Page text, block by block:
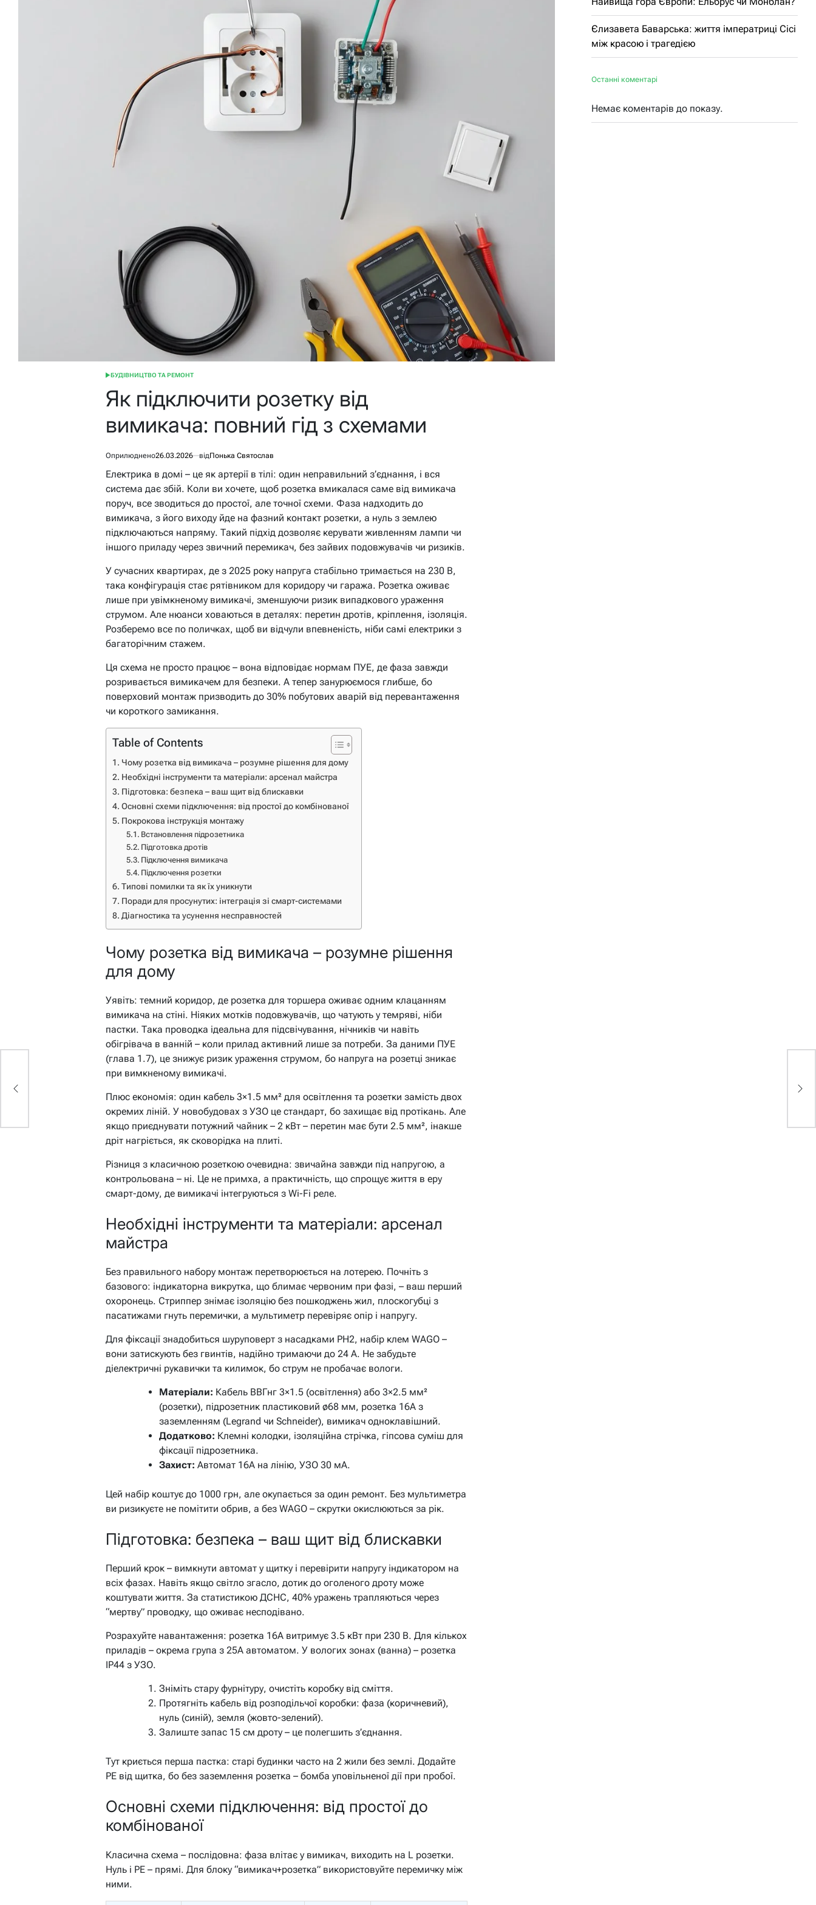
ОПУБЛІКУВАТИ
БУДІВНИЦТВО ТА РЕМОНТ
Як підключити розетку від
вимикача: повний гід з схемами
Оприлюднено26.03.2026 відПонька Святослав
Електрика в домі – це як артерії в тілі: один неправильний з’єднання, і вся
система дає збій. Коли ви хочете, щоб розетка вмикалася саме від вимикача
поруч, все зводиться до простої, але точної схеми. Фаза надходить до
вимикача, з його виходу йде на фазний контакт розетки, а нуль з землею
підключаються напряму. Такий підхід дозволяє керувати живленням лампи чи
іншого приладу через звичний перемикач, без зайвих подовжувачів чи ризиків.
У сучасних квартирах, де з 2025 року напруга стабільно тримається на 230 В,
така конфігурація стає рятівником для коридору чи гаража. Розетка оживає
лише при увімкненому вимикачі, зменшуючи ризик випадкового ураження
струмом. Але нюанси ховаються в деталях: перетин дротів, кріплення, ізоляція.
Розберемо все по поличках, щоб ви відчули впевненість, ніби самі електрики з
багаторічним стажем.
Ця схема не просто працює – вона відповідає нормам ПУЕ, де фаза завжди
розривається вимикачем для безпеки. А тепер занурюємося глибше, бо
поверховий монтаж призводить до 30% побутових аварій від перевантаження
чи короткого замикання.
Table of Contents
Чому розетка від вимикача – розумне рішення для дому
Необхідні інструменти та матеріали: арсенал майстра
Підготовка: безпека – ваш щит від блискавки
Основні схеми підключення: від простої до комбінованої
Покрокова інструкція монтажу
Встановлення підрозетника
Підготовка дротів
Підключення вимикача
Підключення розетки
Типові помилки та як їх уникнути
Поради для просунутих: інтеграція зі смарт-системами
Діагностика та усунення несправностей
Чому розетка від вимикача – розумне рішення
для дому
Уявіть: темний коридор, де розетка для торшера оживає одним клацанням
вимикача на стіні. Ніяких мотків подовжувачів, що чатують у темряві, ніби
пастки. Така проводка ідеальна для підсвічування, нічників чи навіть
обігрівача в ванній – коли прилад активний лише за потреби. За даними ПУЕ
(глава 1.7), це знижує ризик ураження струмом, бо напруга на розетці зникає
при вимкненому вимикачі.
Плюс економія: один кабель 3×1.5 мм² для освітлення та розетки замість двох
окремих ліній. У новобудовах з УЗО це стандарт, бо захищає від протікань. Але
якщо приєднувати потужний чайник – 2 кВт – перетин має бути 2.5 мм², інакше
дріт нагріється, як сковорідка на плиті.
Різниця з класичною розеткою очевидна: звичайна завжди під напругою, а
контрольована – ні. Це не примха, а практичність, що спрощує життя в еру
смарт-дому, де вимикачі інтегруються з Wi-Fi реле.
Необхідні інструменти та матеріали: арсенал
майстра
Без правильного набору монтаж перетворюється на лотерею. Почніть з
базового: індикаторна викрутка, що блимає червоним при фазі, – ваш перший
охоронець. Стриппер знімає ізоляцію без пошкоджень жил, плоскогубці з
пасатижами гнуть перемички, а мультиметр перевіряє опір і напругу.
Для фіксації знадобиться шуруповерт з насадками PH2, набір клем WAGO –
вони затискують без гвинтів, надійно тримаючи до 24 А. Не забудьте
діелектричні рукавички та килимок, бо струм не пробачає вологи.
Матеріали: Кабель ВВГнг 3×1.5 (освітлення) або 3×2.5 мм²
(розетки), підрозетник пластиковий ø68 мм, розетка 16А з
заземленням (Legrand чи Schneider), вимикач одноклавішний.
Додатково: Клемні колодки, ізоляційна стрічка, гіпсова суміш для
фіксації підрозетника.
Захист: Автомат 16А на лінію, УЗО 30 мА.
Цей набір коштує до 1000 грн, але окупається за один ремонт. Без мультиметра
ви ризикуєте не помітити обрив, а без WAGO – скрутки окислюються за рік.
Підготовка: безпека – ваш щит від блискавки
Перший крок – вимкнути автомат у щитку і перевірити напругу індикатором на
всіх фазах. Навіть якщо світло згасло, дотик до оголеного дроту може
коштувати життя. За статистикою ДСНС, 40% уражень трапляються через
“мертву” проводку, що оживає несподівано.
Розрахуйте навантаження: розетка 16А витримує 3.5 кВт при 230 В. Для кількох
приладів – окрема група з 25А автоматом. У вологих зонах (ванна) – розетка
IP44 з УЗО.
Зніміть стару фурнітуру, очистіть коробку від сміття.
Протягніть кабель від розподільчої коробки: фаза (коричневий),
нуль (синій), земля (жовто-зелений).
Залиште запас 15 см дроту – це полегшить з’єднання.
Тут криється перша пастка: старі будинки часто на 2 жили без землі. Додайте
PE від щитка, бо без заземлення розетка – бомба уповільненої дії при пробої.
Основні схеми підключення: від простої до
комбінованої
Класична схема – послідовна: фаза влітає у вимикач, виходить на L розетки.
Нуль і PE – прямі. Для блоку “вимикач+розетка” використовуйте перемичку між
ними.
Єлизавета Баварська: життя імператриці Сісі
між красою і трагедією
Останні коментарі
Немає коментарів до показу.